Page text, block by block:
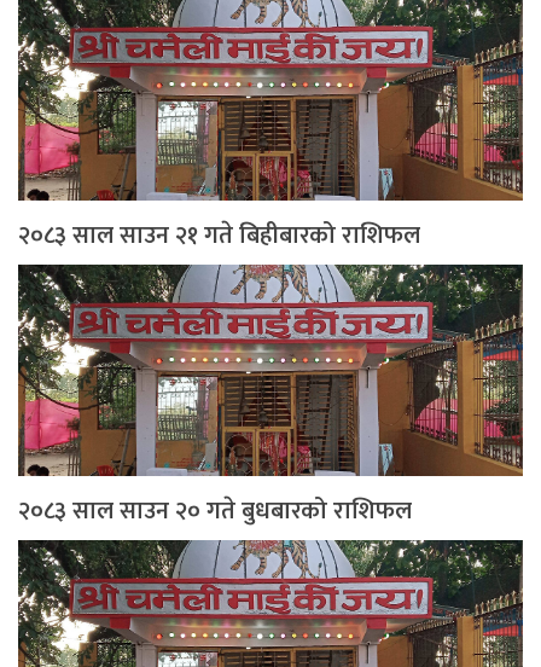
२०८३ साल साउन २१ गते बिहीबारको राशिफल
२०८३ साल साउन २० गते बुधबारको राशिफल